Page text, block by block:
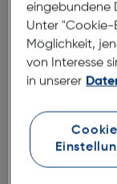
Abmessungen
Brillenbreite:
Glasbreite:
Bügellänge:
eingebundene
Unter "Cookie-
Möglichkeit,
von Interesse
in unserer